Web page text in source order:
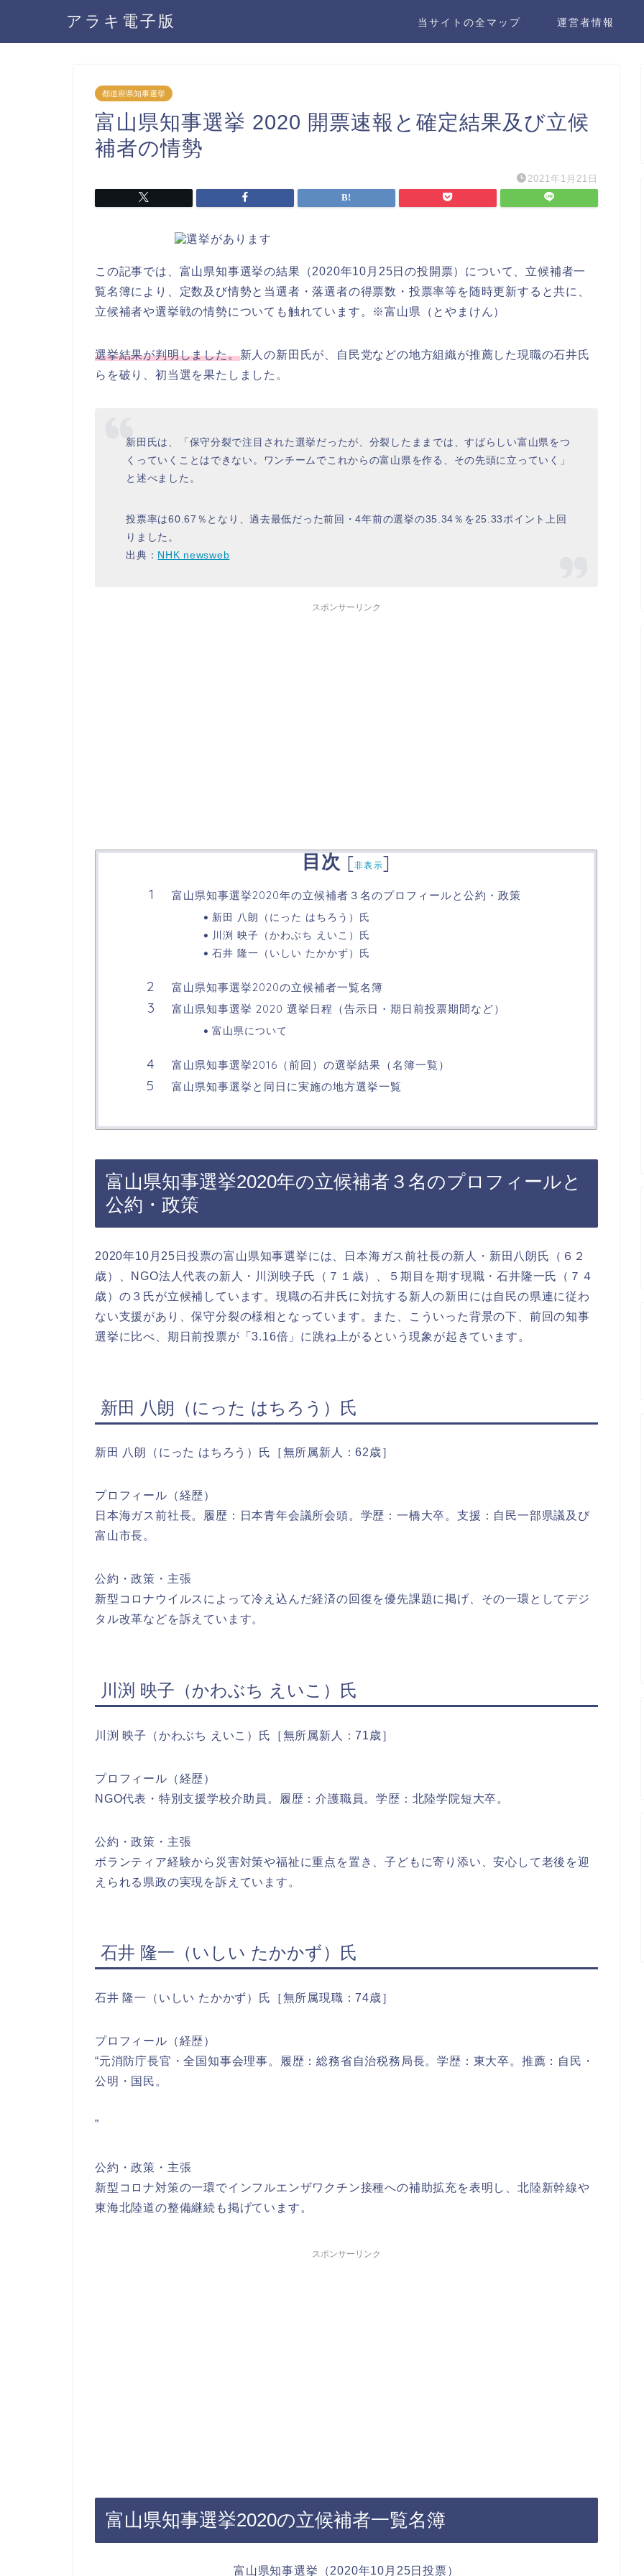
アラキ電子版 当サイトの全マップ 運営者情報
都道府県知事選挙
富山県知事選挙 2020 開票速報と確定結果及び立候
補者の情勢
2021年1月21日
この記事では、富山県知事選挙の結果（2020年10月25日の投開票）について、立候補者一
覧名簿により、定数及び情勢と当選者・落選者の得票数・投票率等を随時更新すると共に、
立候補者や選挙戦の情勢についても触れています。※富山県（とやまけん）
選挙結果が判明しました。新人の新田氏が、自民党などの地方組織が推薦した現職の石井氏
らを破り、初当選を果たしました。
新田氏は、「保守分裂で注目された選挙だったが、分裂したままでは、すばらしい富山県をつ
くっていくことはできない。ワンチームでこれからの富山県を作る、その先頭に立っていく」
と述べました。
投票率は60.67％となり、過去最低だった前回・4年前の選挙の35.34％を25.33ポイント上回
りました。
出典： NHK newsweb
スポンサーリンク
目次 [非表示]
富山県知事選挙2020年の立候補者３名のプロフィールと公約・政策
新田 八朗（にった はちろう）氏
川渕 映子（かわぶち えいこ）氏
石井 隆一（いしい たかかず）氏
富山県知事選挙2020の立候補者一覧名簿
富山県知事選挙 2020 選挙日程（告示日・期日前投票期間など）
富山県について
富山県知事選挙2016（前回）の選挙結果（名簿一覧）
富山県知事選挙と同日に実施の地方選挙一覧
富山県知事選挙2020年の立候補者３名のプロフィールと
公約・政策
2020年10月25日投票の富山県知事選挙には、日本海ガス前社長の新人・新田八朗氏（６２
歳）、NGO法人代表の新人・川渕映子氏（７１歳）、５期目を期す現職・石井隆一氏（７４
歳）の３氏が立候補しています。現職の石井氏に対抗する新人の新田には自民の県連に従わ
ない支援があり、保守分裂の様相となっています。また、こういった背景の下、前回の知事
選挙に比べ、期日前投票が「3.16倍」に跳ね上がるという現象が起きています。
新田 八朗（にった はちろう）氏
新田 八朗（にった はちろう）氏［無所属新人：62歳］
プロフィール（経歴）
日本海ガス前社長。履歴：日本青年会議所会頭。学歴：一橋大卒。支援：自民一部県議及び
富山市長。
公約・政策・主張
新型コロナウイルスによって冷え込んだ経済の回復を優先課題に掲げ、その一環としてデジ
タル改革などを訴えています。
川渕 映子（かわぶち えいこ）氏
川渕 映子（かわぶち えいこ）氏［無所属新人：71歳］
プロフィール（経歴）
NGO代表・特別支援学校介助員。履歴：介護職員。学歴：北陸学院短大卒。
公約・政策・主張
ボランティア経験から災害対策や福祉に重点を置き、子どもに寄り添い、安心して老後を迎
えられる県政の実現を訴えています。
石井 隆一（いしい たかかず）氏
石井 隆一（いしい たかかず）氏［無所属現職：74歳］
プロフィール（経歴）
“元消防庁長官・全国知事会理事。履歴：総務省自治税務局長。学歴：東大卒。推薦：自民・
公明・国民。
”
公約・政策・主張
新型コロナ対策の一環でインフルエンザワクチン接種への補助拡充を表明し、北陸新幹線や
東海北陸道の整備継続も掲げています。
スポンサーリンク
富山県知事選挙2020の立候補者一覧名簿
富山県知事選挙（2020年10月25日投票）